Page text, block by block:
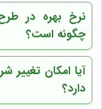
نرخ بهره در
چگونه است؟
آیا امکان تغییر
دارد؟